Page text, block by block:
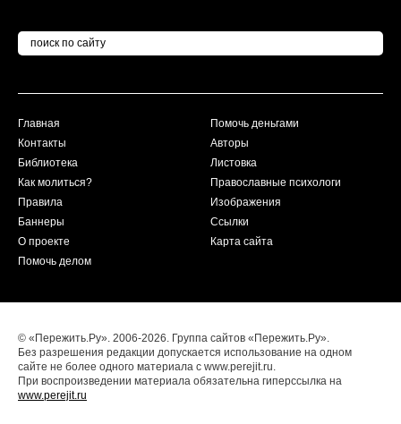
Главная
Контакты
Библиотека
Как молиться?
Правила
Баннеры
О проекте
Помочь делом
Помочь деньгами
Авторы
Листовка
Православные психологи
Изображения
Ссылки
Карта сайта
© «Пережить.Ру». 2006-2026. Группа сайтов «Пережить.Ру».
Без разрешения редакции допускается использование на одном
сайте не более одного материала с www.perejit.ru.
При воспроизведении материала обязательна гиперссылка на
www.perejit.ru